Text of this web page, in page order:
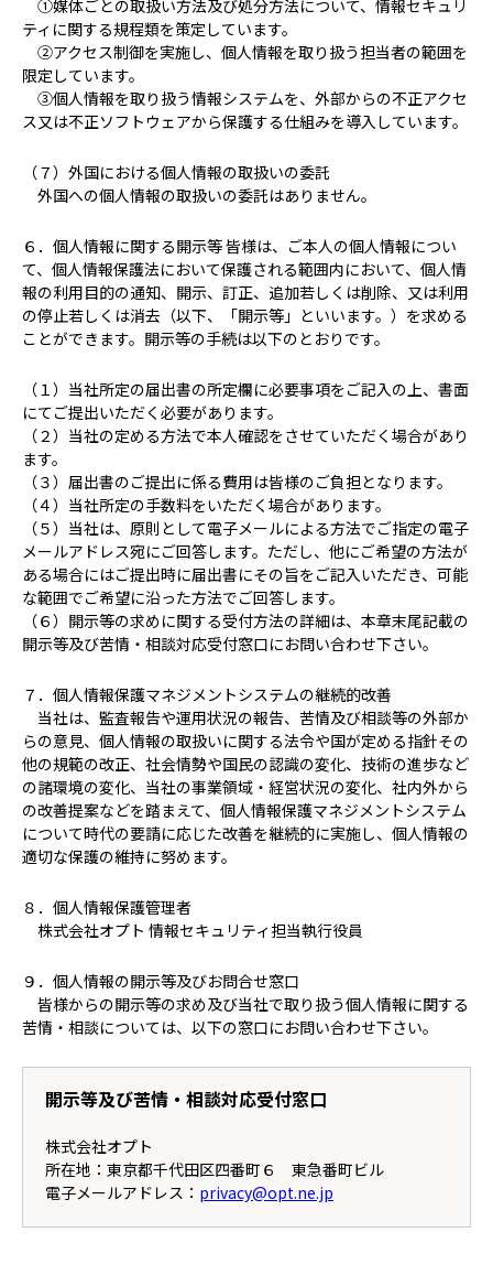
①媒体ごとの取扱い方法及び処分方法について、情報セキュリ
ティに関する規程類を策定しています。
②アクセス制御を実施し、個人情報を取り扱う担当者の範囲を
限定しています。
③個人情報を取り扱う情報システムを、外部からの不正アクセ
ス又は不正ソフトウェアから保護する仕組みを導入しています。
（７）外国における個人情報の取扱いの委託
外国への個人情報の取扱いの委託はありません。
６．個人情報に関する開示等 皆様は、ご本人の個人情報につい
て、個人情報保護法において保護される範囲内において、個人情
報の利用目的の通知、開示、訂正、追加若しくは削除、又は利用
の停止若しくは消去（以下、「開示等」といいます。）を求める
ことができます。開示等の手続は以下のとおりです。
（１）当社所定の届出書の所定欄に必要事項をご記入の上、書面
にてご提出いただく必要があります。
（２）当社の定める方法で本人確認をさせていただく場合があり
ます。
（３）届出書のご提出に係る費用は皆様のご負担となります。
（４）当社所定の手数料をいただく場合があります。
（５）当社は、原則として電子メールによる方法でご指定の電子
メールアドレス宛にご回答します。ただし、他にご希望の方法が
ある場合にはご提出時に届出書にその旨をご記入いただき、可能
な範囲でご希望に沿った方法でご回答します。
（６）開示等の求めに関する受付方法の詳細は、本章末尾記載の
開示等及び苦情・相談対応受付窓口にお問い合わせ下さい。
７．個人情報保護マネジメントシステムの継続的改善
当社は、監査報告や運用状況の報告、苦情及び相談等の外部か
らの意見、個人情報の取扱いに関する法令や国が定める指針その
他の規範の改正、社会情勢や国民の認識の変化、技術の進歩など
の諸環境の変化、当社の事業領域・経営状況の変化、社内外から
の改善提案などを踏まえて、個人情報保護マネジメントシステム
について時代の要請に応じた改善を継続的に実施し、個人情報の
適切な保護の維持に努めます。
８．個人情報保護管理者
株式会社オプト 情報セキュリティ担当執行役員
９．個人情報の開示等及びお問合せ窓口
皆様からの開示等の求め及び当社で取り扱う個人情報に関する
苦情・相談については、以下の窓口にお問い合わせ下さい。
開示等及び苦情・相談対応受付窓口
株式会社オプト
所在地：東京都千代田区四番町６ 東急番町ビル
電子メールアドレス： privacy@opt.ne.jp